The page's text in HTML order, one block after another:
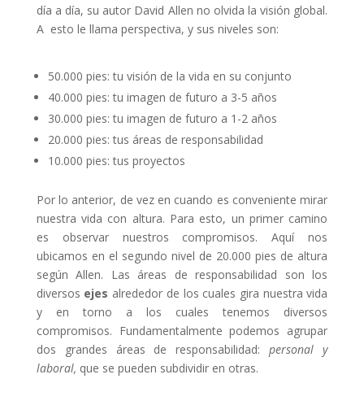
día a día, su autor David Allen no olvida la visión global.
A esto le llama perspectiva, y sus niveles son:
50.000 pies: tu visión de la vida en su conjunto
40.000 pies: tu imagen de futuro a 3-5 años
30.000 pies: tu imagen de futuro a 1-2 años
20.000 pies: tus áreas de responsabilidad
10.000 pies: tus proyectos
Por lo anterior, de vez en cuando es conveniente mirar
nuestra vida con altura. Para esto, un primer camino
es observar nuestros compromisos. Aquí nos
ubicamos en el segundo nivel de 20.000 pies de altura
según Allen. Las áreas de responsabilidad son los
diversos ejes alrededor de los cuales gira nuestra vida
y en torno a los cuales tenemos diversos
compromisos. Fundamentalmente podemos agrupar
dos grandes áreas de responsabilidad:personal y
laboral, que se pueden subdividir en otras.